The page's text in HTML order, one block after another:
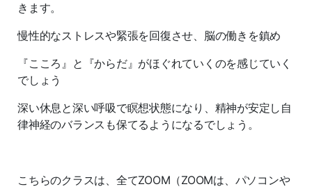
きます。
慢性的なストレスや緊張を回復させ、脳の働きを鎮め
『こころ』と『からだ』がほぐれていくのを感じていく
でしょう
深い休息と深い呼吸で瞑想状態になり、精神が安定し自
律神経のバランスも保てるようになるでしょう。
こちらのクラスは、全てZOOM（ZOOMは、パソコンや